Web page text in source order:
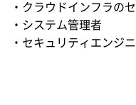
・クラウドインフラの
・システム管理者
・セキュリティエンジ